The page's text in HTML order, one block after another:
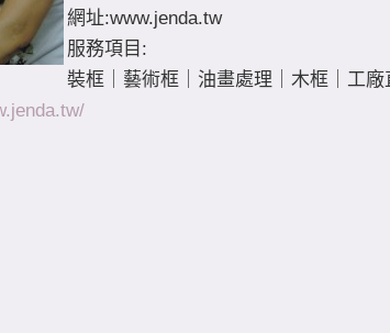
網址:www.jenda.tw
服務項目:
裝框｜藝術框｜油畫處理｜木框｜工